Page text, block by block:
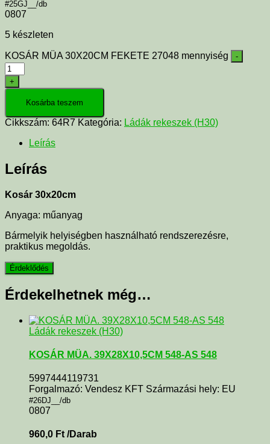
#25GJ__/db
0807
5 készleten
KOSÁR MÜA 30X20CM FEKETE 27048 mennyiség -
+
Kosárba teszem
Cikkszám: 64R7 Kategória: Ládák rekeszek (H30)
Leírás
Leírás
Kosár 30x20cm
Anyaga: műanyag
Bármelyik helyiségben használható rendszerezésre,
praktikus megoldás.
Érdekelhetnek még…
Ládák rekeszek (H30)
KOSÁR MÜA. 39X28X10,5CM 548-AS 548
5997444119731
Forgalmazó: Vendesz KFT Származási hely: EU
#26DJ__/db
0807
960,0 Ft /Darab